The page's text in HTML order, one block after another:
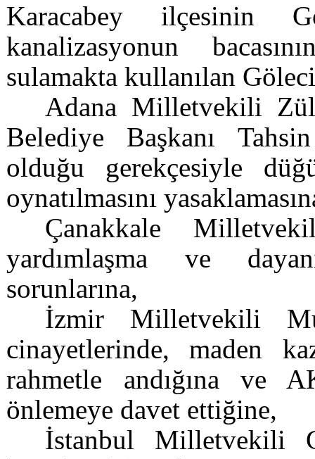
Karacabey ilçesinin
kanalizasyonun
sulamakta kullanılan
Adana Milletvekili
Belediye Başkanı
olduğu gerekçesiyle
oynatılmasını
Çanakkale
yardımlaşma ve
sorunlarına,
İzmir Milletvekili
cinayetlerinde, maden
rahmetle andığına ve
önlemeye davet ettiğine,
İstanbul Milletvekili